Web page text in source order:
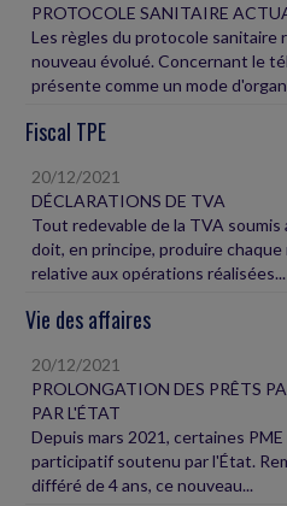
PROTOCOLE SANITAIRE
Les règles du protocole sanitaire
nouveau évolué. Concernant le
présente comme un mode
Fiscal TPE
20/12/2021
DÉCLARATIONS DE TVA
Tout redevable de la TVA
doit, en principe, produire
relative aux opérations réalisées...
Vie des affaires
20/12/2021
PROLONGATION DES PRÊTS
PAR L'ÉTAT
Depuis mars 2021, certaines
participatif soutenu par l'État.
différé de 4 ans, ce nouveau...